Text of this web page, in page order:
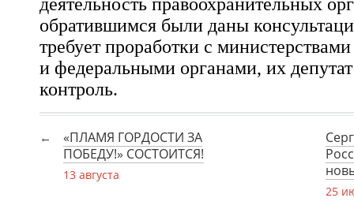
обратившимся были даны
требует проработки с
и федеральными органами, их депутат
контроль.
«ПЛАМЯ ГОРДОСТИ ЗА
ПОБЕДУ!» СОСТОИТСЯ!
13 августа
25